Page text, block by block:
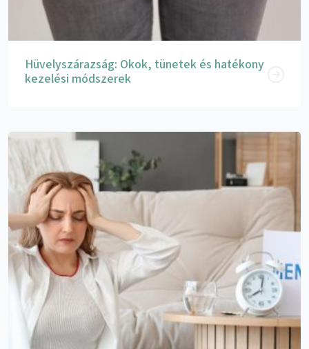
Hüvelyszárazság: Okok, tünetek és hatékony
kezelési módszerek